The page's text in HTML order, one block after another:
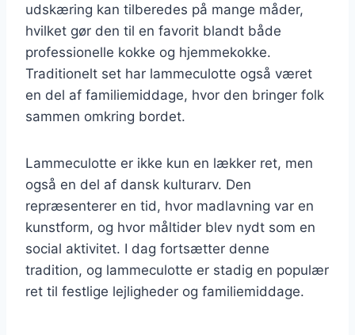
udskæring kan tilberedes på mange måder,
hvilket gør den til en favorit blandt både
professionelle kokke og hjemmekokke.
Traditionelt set har lammeculotte også været
en del af familiemiddage, hvor den bringer folk
sammen omkring bordet.
Lammeculotte er ikke kun en lækker ret, men
også en del af dansk kulturarv. Den
repræsenterer en tid, hvor madlavning var en
kunstform, og hvor måltider blev nydt som en
social aktivitet. I dag fortsætter denne
tradition, og lammeculotte er stadig en populær
ret til festlige lejligheder og familiemiddage.